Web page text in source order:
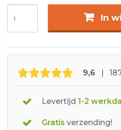
In
9,6 |
Levertijd 1-2
Gratis verzending!